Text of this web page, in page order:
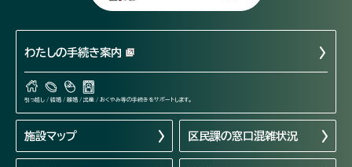
わたしの手続き案内
引っ越し / 結婚 / 離婚 / 出産 / おくやみ等の手続きをサポートします。
施設マップ 区民課の窓口混雑状況